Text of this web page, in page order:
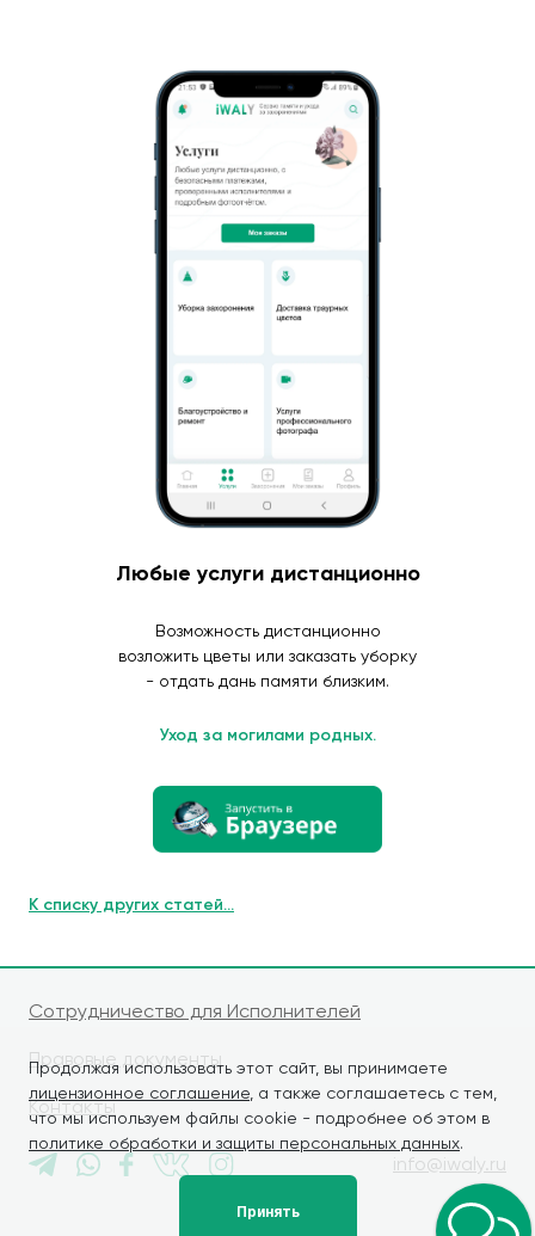
Продолжая использовать этот сайт, вы принимаете
лицензионное соглашение , а также соглашаетесь с тем,
что мы используем файлы cookie - подробнее об этом в
политике обработки и защиты персональных данных.
Принять
Любые услуги дистанционно
Возможность дистанционно
возложить цветы или заказать уборку
- отдать дань памяти близким.
Уход за могилами родных.
К списку других статей...
Сотрудничество для Исполнителей
Правовые документы
Контакты
info@iwaly.ru